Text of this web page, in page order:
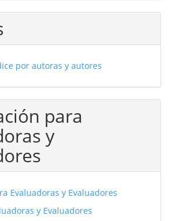
por autoras y autores
para
y
Evaluadoras y Evaluadores
y Evaluadores